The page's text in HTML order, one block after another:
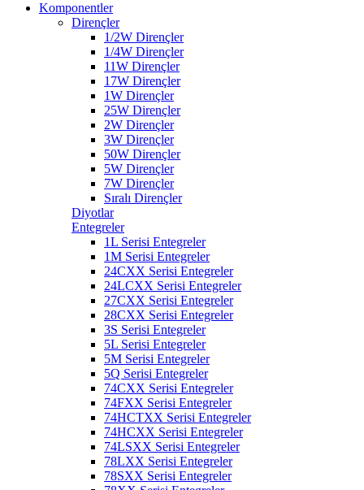
Komponentler
Dirençler
1/2W Dirençler
1/4W Dirençler
11W Dirençler
17W Dirençler
1W Dirençler
25W Dirençler
2W Dirençler
3W Dirençler
50W Dirençler
5W Dirençler
7W Dirençler
Sıralı Dirençler
Diyotlar
Entegreler
1L Serisi Entegreler
1M Serisi Entegreler
24CXX Serisi Entegreler
24LCXX Serisi Entegreler
27CXX Serisi Entegreler
28CXX Serisi Entegreler
3S Serisi Entegreler
5L Serisi Entegreler
5M Serisi Entegreler
5Q Serisi Entegreler
74CXX Serisi Entegreler
74FXX Serisi Entegreler
74HCTXX Serisi Entegreler
74HCXX Serisi Entegreler
74LSXX Serisi Entegreler
78LXX Serisi Entegreler
78SXX Serisi Entegreler